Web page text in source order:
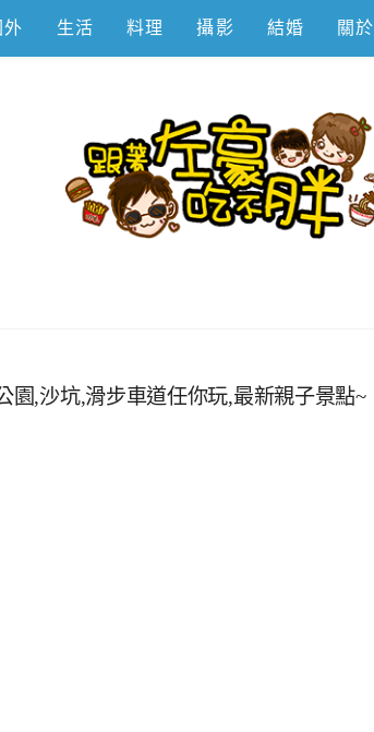
外 生活 料理 攝影 結婚 關於
園,沙坑,滑步車道任你玩,最新親子景點~